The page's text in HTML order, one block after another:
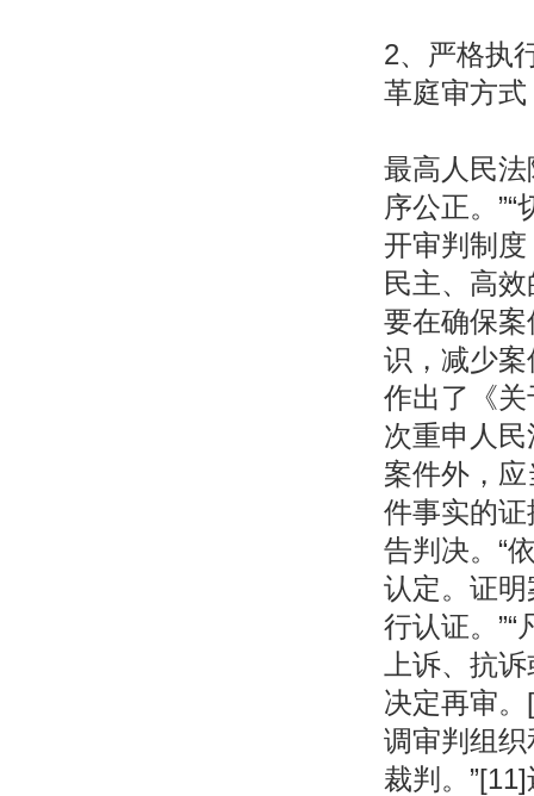
2、严格执
革庭审方
最高人民
序公正。
开审判制
民主、高
要在确保案
识，减少案
作出了《
次重申人
案件外，
件事实的
告判决。“
认定。证
行认证。
上诉、抗
决定再审
调审判组
裁判。